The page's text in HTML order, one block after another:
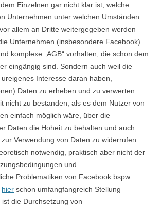
Einzelnen gar nicht klar ist, welche
Unternehmen unter welchen Umständen
allem an Dritte weitergegeben werden –
Unternehmen (insbesondere Facebook)
komplexe „AGB“ vorhalten, die schon dem
eingängig sind. Sondern auch weil die
Interesse daran haben,
Daten zu erheben und zu verwerten.
nicht zu bestanden, als es dem Nutzer von
einfach möglich wäre, über die
Daten die Hoheit zu behalten und auch
Verwendung von Daten zu widerrufen.
notwendig, praktisch aber nicht der
und
Problematiken von Facebook bspw.
hier schon umfangfangreich Stellung
die Durchsetzung von